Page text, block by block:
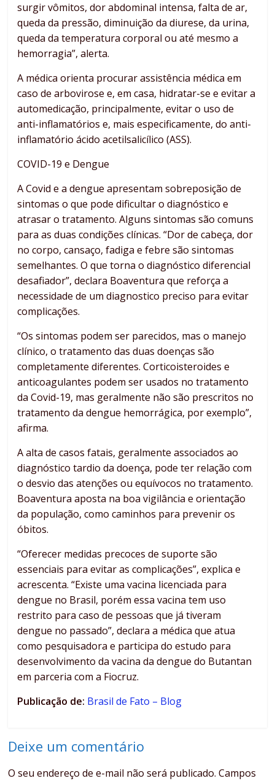
surgir vômitos, dor abdominal intensa, falta de ar,
queda da pressão, diminuição da diurese, da urina,
queda da temperatura corporal ou até mesmo a
hemorragia”, alerta.
A médica orienta procurar assistência médica em
caso de arbovirose e, em casa, hidratar-se e evitar a
automedicação, principalmente, evitar o uso de
anti-inflamatórios e, mais especificamente, do anti-
inflamatório ácido acetilsalicílico (ASS).
COVID-19 e Dengue
A Covid e a dengue apresentam sobreposição de
sintomas o que pode dificultar o diagnóstico e
atrasar o tratamento. Alguns sintomas são comuns
para as duas condições clínicas. “Dor de cabeça, dor
no corpo, cansaço, fadiga e febre são sintomas
semelhantes. O que torna o diagnóstico diferencial
desafiador”, declara Boaventura que reforça a
necessidade de um diagnostico preciso para evitar
complicações.
“Os sintomas podem ser parecidos, mas o manejo
clínico, o tratamento das duas doenças são
completamente diferentes. Corticoisteroides e
anticoagulantes podem ser usados no tratamento
da Covid-19, mas geralmente não são prescritos no
tratamento da dengue hemorrágica, por exemplo”,
afirma.
A alta de casos fatais, geralmente associados ao
diagnóstico tardio da doença, pode ter relação com
o desvio das atenções ou equívocos no tratamento.
Boaventura aposta na boa vigilância e orientação
da população, como caminhos para prevenir os
óbitos.
“Oferecer medidas precoces de suporte são
essenciais para evitar as complicações”, explica e
acrescenta. “Existe uma vacina licenciada para
dengue no Brasil, porém essa vacina tem uso
restrito para caso de pessoas que já tiveram
dengue no passado”, declara a médica que atua
como pesquisadora e participa do estudo para
desenvolvimento da vacina da dengue do Butantan
em parceria com a Fiocruz.
Publicação de: Brasil de Fato – Blog
Deixe um comentário
O seu endereço de e-mail não será publicado. Campos